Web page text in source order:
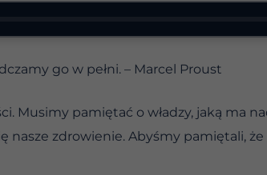
go w pełni. – Marcel Proust
Musimy pamiętać o władzy, jaką ma
nasze zdrowienie. Abyśmy pamiętali,